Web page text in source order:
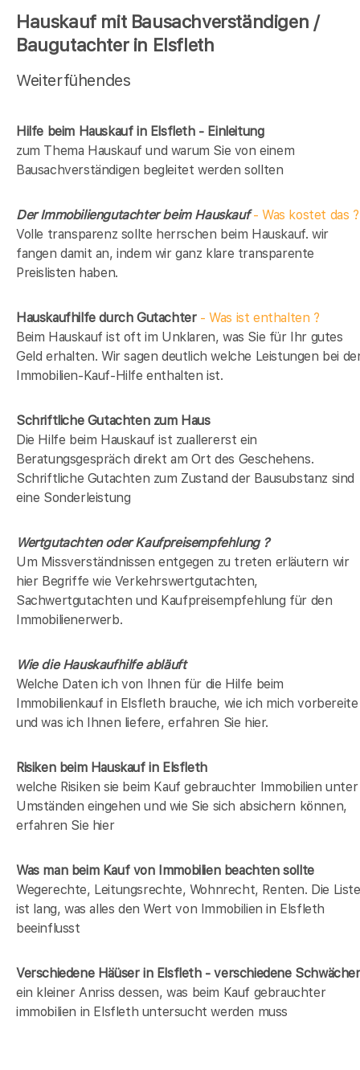
Hauskauf mit Bausachverständigen /
Baugutachter in Elsfleth
Weiterfühendes
Hilfe beim Hauskauf in Elsfleth - Einleitung
zum Thema Hauskauf und warum Sie von einem
Bausachverständigen begleitet werden sollten
Der Immobiliengutachter beim Hauskauf- Was kostet das ?
Volle transparenz sollte herrschen beim Hauskauf. wir
fangen damit an, indem wir ganz klare transparente
Preislisten haben.
Hauskaufhilfe durch Gutachter- Was ist enthalten ?
Beim Hauskauf ist oft im Unklaren, was Sie für Ihr gutes
Geld erhalten. Wir sagen deutlich welche Leistungen bei
Immobilien-Kauf-Hilfe enthalten ist.
Schriftliche Gutachten zum Haus
Die Hilfe beim Hauskauf ist zuallererst ein
Beratungsgespräch direkt am Ort des Geschehens.
Schriftliche Gutachten zum Zustand der Bausubstanz sind
eine Sonderleistung
Wertgutachten oder Kaufpreisempfehlung ?
Um Missverständnissen entgegen zu treten erläutern wir
hier Begriffe wie Verkehrswertgutachten,
Sachwertgutachten und Kaufpreisempfehlung für den
Immobilienerwerb.
Wie die Hauskaufhilfe abläuft
Welche Daten ich von Ihnen für die Hilfe beim
Immobilienkauf in Elsfleth brauche, wie ich mich vorbereite
und was ich Ihnen liefere, erfahren Sie hier.
Risiken beim Hauskaufin Elsfleth
welche Risiken sie beim Kauf gebrauchter Immobilien unter
Umständen eingehen und wie Sie sich absichern können,
erfahren Sie hier
Was man beim Kauf von Immobilien beachten sollte
Wegerechte, Leitungsrechte, Wohnrecht, Renten. Die Liste
ist lang, was alles den Wert von Immobilien in Elsfleth
beeinflusst
Verschiedene Häüser in Elsfleth - verschiedene
ein kleiner Anriss dessen, was beim Kauf gebrauchter
immobilien in Elsfleth untersucht werden muss